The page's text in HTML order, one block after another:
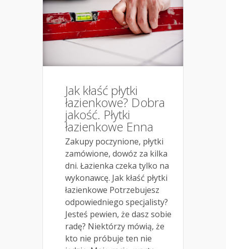
Jak kłaść płytki
łazienkowe? Dobra
jakość. Płytki
łazienkowe Enna
Zakupy poczynione, płytki
zamówione, dowóz za kilka
dni. Łazienka czeka tylko na
wykonawcę. Jak kłaść płytki
łazienkowe Potrzebujesz
odpowiedniego specjalisty?
Jesteś pewien, że dasz sobie
radę? Niektórzy mówią, że
kto nie próbuje ten nie